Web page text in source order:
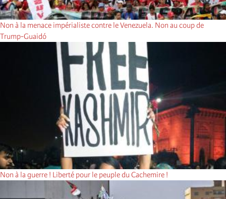
Non à la menace impérialiste contre le Venezuela. Non au coup de
Trump-Guaidó
Non à la guerre ! Liberté pour le peuple du Cachemire !